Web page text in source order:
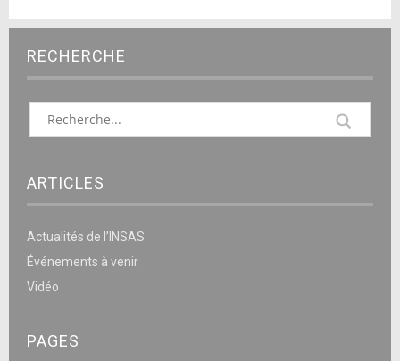
RECHERCHE
ARTICLES
Actualités de l’INSAS
Événements à venir
Vidéo
PAGES